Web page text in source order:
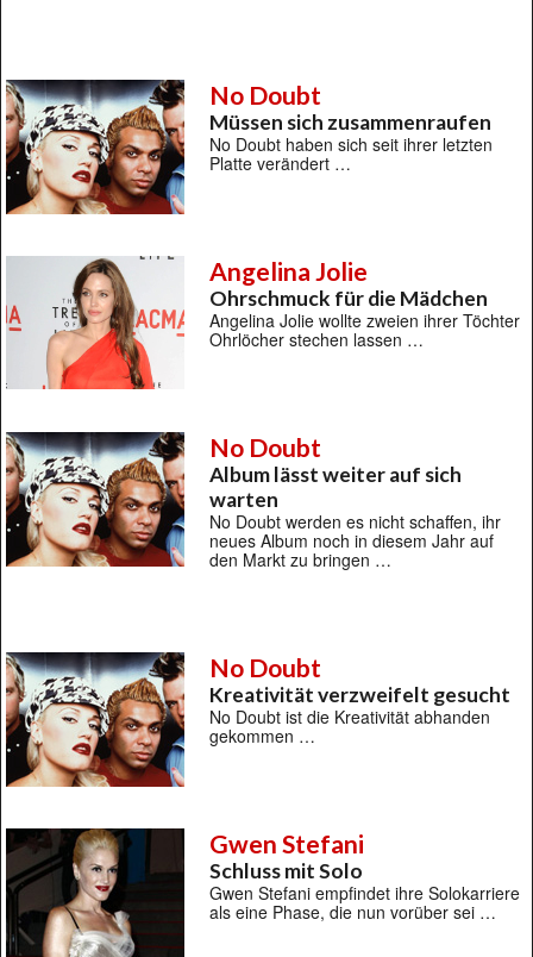
No Doubt
Müssen sich zusammenraufen
No Doubt haben sich seit ihrer letzten
Platte verändert …
Angelina Jolie
Ohrschmuck für die Mädchen
Angelina Jolie wollte zweien ihrer Töchter
Ohrlöcher stechen lassen …
No Doubt
Album lässt weiter auf sich
warten
No Doubt werden es nicht schaffen, ihr
neues Album noch in diesem Jahr auf
den Markt zu bringen …
No Doubt
Kreativität verzweifelt gesucht
No Doubt ist die Kreativität abhanden
gekommen …
Gwen Stefani
Schluss mit Solo
Gwen Stefani empfindet ihre Solokarriere
als eine Phase, die nun vorüber sei …